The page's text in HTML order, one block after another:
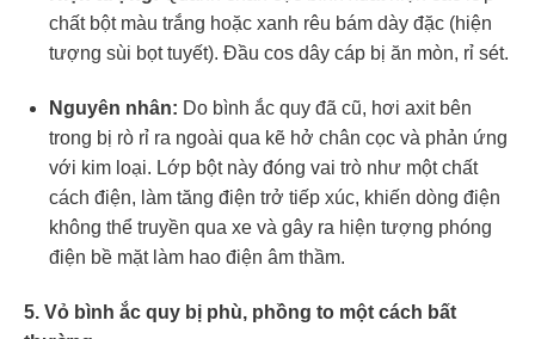
chất bột màu trắng hoặc xanh rêu bám dày đặc (hiện
tượng sùi bọt tuyết). Đầu cos dây cáp bị ăn mòn, rỉ sét.
Nguyên nhân: Do bình ắc quy đã cũ, hơi axit bên
trong bị rò rỉ ra ngoài qua kẽ hở chân cọc và phản ứng
với kim loại. Lớp bột này đóng vai trò như một chất
cách điện, làm tăng điện trở tiếp xúc, khiến dòng điện
không thể truyền qua xe và gây ra hiện tượng phóng
điện bề mặt làm hao điện âm thầm.
5. Vỏ bình ắc quy bị phù, phồng to một cách bất